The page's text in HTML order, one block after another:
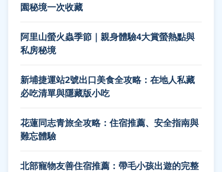
園秘境一次收藏
阿里山螢火蟲季節｜親身體驗4大賞螢熱點與
私房秘境
新埔捷運站2號出口美食全攻略：在地人私藏
必吃清單與隱藏版小吃
花蓮同志青旅全攻略：住宿推薦、安全指南與
難忘體驗
北部寵物友善住宿推薦：帶毛小孩出遊的完整